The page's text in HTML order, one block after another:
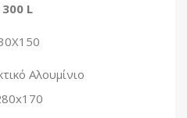
300 L
Αλουμίνιο